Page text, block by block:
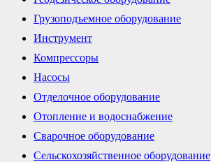
Грузоподъемное оборудование
Инструмент
Компрессоры
Насосы
Отделочное оборудование
Отопление и водоснабжение
Сварочное оборудование
Сельскохозяйственное оборудование